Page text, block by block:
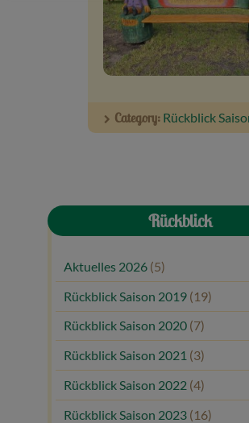
Category: Rückblick
Rückblick
Aktuelles 2026 (5)
Rückblick Saison 2019 (19)
Rückblick Saison 2020 (7)
Rückblick Saison 2021 (3)
Rückblick Saison 2022 (4)
Rückblick Saison 2023 (16)